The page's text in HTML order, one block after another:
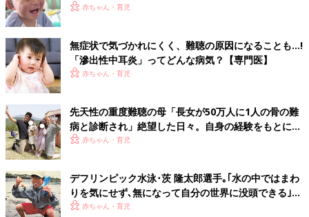
【KID症候群・体験談】
赤ちゃん・育児
無症状で気づかれにくく、難聴の原因になることも…!
「滲出性中耳炎」ってどんな病気？【専門医】
赤ちゃん・育児
先天性の重度難聴の母「長女が50万人に1人の骨の難
病と診断され」絶望した日々。自身の経験をもとに難
聴児をサポートしたい【牧野友香子】
赤ちゃん・育児
デフリンピック水泳･茨 隆太郎選手｡｢水の中ではまわ
りを気にせず､無になって自分の世界に没頭できる｣
【先天性感音難聴】
赤ちゃん・育児